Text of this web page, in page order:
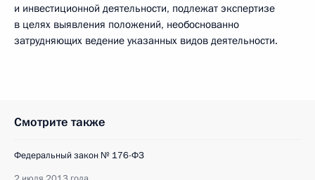
и инвестиционной деятельности, подлежат экспертизе
в целях выявления положений, необоснованно
затрудняющих ведение указанных видов деятельности.
Смотрите также
Федеральный закон № 176-ФЗ